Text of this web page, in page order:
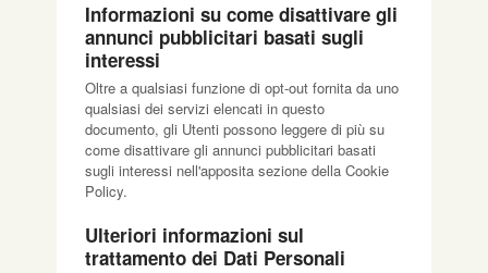
Informazioni su come disattivare gli
annunci pubblicitari basati sugli
interessi
Oltre a qualsiasi funzione di opt-out fornita da uno
qualsiasi dei servizi elencati in questo
documento, gli Utenti possono leggere di più su
come disattivare gli annunci pubblicitari basati
sugli interessi nell'apposita sezione della Cookie
Policy.
Ulteriori informazioni sul
trattamento dei Dati Personali